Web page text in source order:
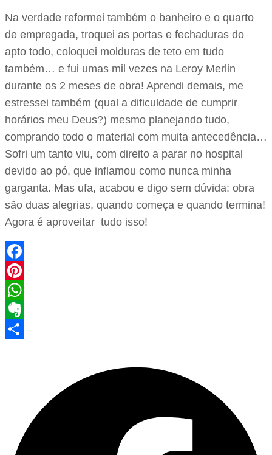
Na verdade reformei também o banheiro e o quarto
de empregada, troquei as portas e fechaduras do
apto todo, coloquei molduras de teto em tudo
também… e fui umas mil vezes na Leroy Merlin
durante os 2 meses de obra! Aprendi demais, me
estressei também (qual a dificuldade de cumprir
horários meu Deus?) mesmo planejando tudo,
comprando todo o material com muita antecedência…
Sofri um tanto viu, com direito a parar no hospital
devido ao pó, que inflamou como nunca minha
garganta. Mas ufa, acabou e digo sem dúvida: obra
são duas alegrias, quando começa e quando termina!
Agora é aproveitar tudo isso!
Facebook
Pinterest
WhatsApp
Evernote